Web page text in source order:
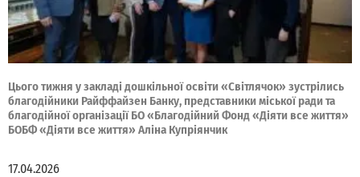
Цього тижня у закладі дошкільної освіти «Світлячок» зустрілись
благодійники Райффайзен Банку, представники міської ради та
благодійної організації БО «Благодійний Фонд «Діяти все життя»
БОБФ «Діяти все життя» Аліна Купріянчик
17.04.2026